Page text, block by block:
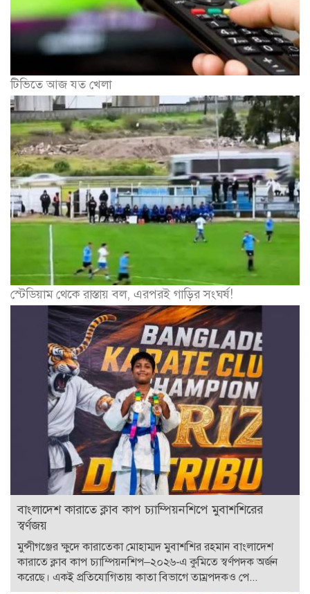
টিভিতে আজ যত খেলা
স্টেডিয়াম থেকে রাস্তায় বল, এরপরই গাড়ির সংঘর্ষ!
বাংলাদেশ কারাতে ক্লাব কাপ চ্যাম্পিয়নশিপে মুবাশশিরের
স্বর্ণজয়
মুন্সীগঞ্জের ক্ষুদে কারাতেকা মোহাম্মদ মুবাশশির রহমান বাংলাদেশ
কারাতে ক্লাব কাপ চ্যাম্পিয়নশিপ–২০২৬-এ কুমিতে স্বর্ণপদক অর্জন
করেছে। একই প্রতিযোগিতায় কাতা বিভাগে তাম্রপদকও পে...